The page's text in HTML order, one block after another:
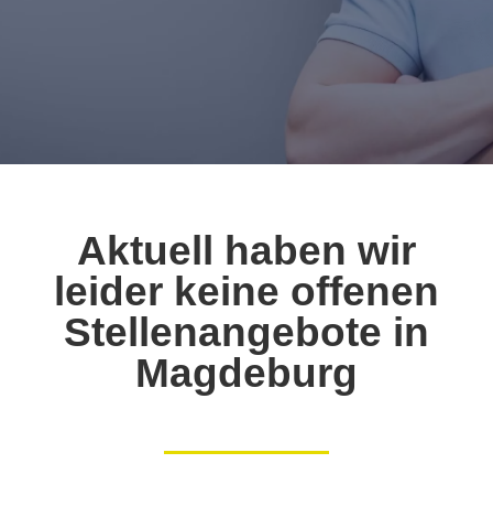
Aktuell haben wir
leider keine offenen
Stellenangebote in
Magdeburg